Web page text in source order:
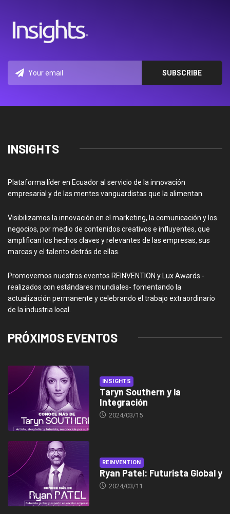
INSIGHTS
Plataforma líder en Ecuador al servicio de la innovación
empresarial y de las mentes vanguardistas que la alimentan.
Visibilizamos la innovación en el marketing, la comunicación y los
negocios, por medio de contenidos creativos e influyentes, que
amplifican los hechos claves y relevantes de las empresas, sus
marcas y el talento detrás de ellas.
Promovemos nuestros eventos REINVENTION y Lux Awards -
realizados con estándares mundiales- fomentando la
actualización permanente y celebrando el trabajo extraordinario
de la industria local.
PRÓXIMOS EVENTOS
INSIGHTS
Taryn Southern y la
Integración
2024/03/15
REINVENTION
Ryan Patel: Futurista Global y
2024/03/11